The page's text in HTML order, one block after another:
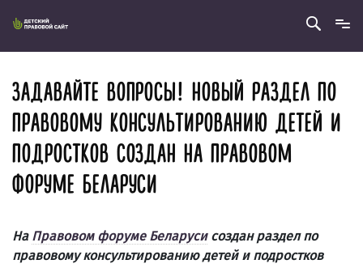
ЗАДАВАЙТЕ ВОПРОСЫ! НОВЫЙ РАЗДЕЛ ПО
ПРАВОВОМУ КОНСУЛЬТИРОВАНИЮ ДЕТЕЙ И
ПОДРОСТКОВ СОЗДАН НА ПРАВОВОМ
ФОРУМЕ БЕЛАРУСИ
На Правовом форуме Беларусисоздан раздел по
правовому консультированию детей и подростков